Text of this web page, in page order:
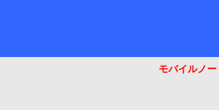
モバイルノー